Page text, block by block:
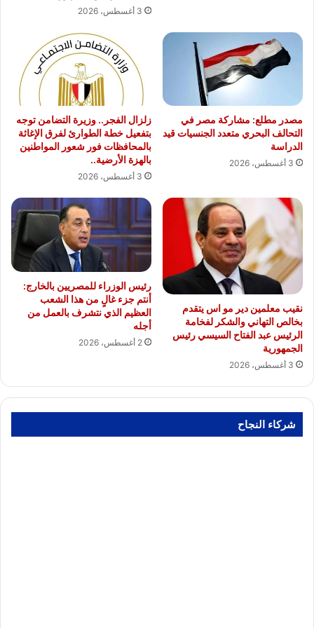
3 أغسطس، 2026
مصدر مطلع: مشاركة مصر في
التحالف البحري متعدد الجنسيات قيد
الدراسة
3 أغسطس، 2026
زلزال الفجر.. وزيرة التضامن توجه
بتفعيل خطة الطوارئ لفرق الإغاثة
بالمحافظات فور شعور المواطنين
بالهزة الأرضية..
3 أغسطس، 2026
نقيب معلمين دير مو اس يتقدم
بخالص التهاني والشكر لفخامة
الرئيس عبد الفتاح السيسي رئيس
الجمهورية
3 أغسطس، 2026
رئيس الوزراء للمصريين بالخارج:
أنتم جزء غالٍ من هذا الشعب
العظيم الذي نتشرف بالعمل من
أجله
2 أغسطس، 2026
شركاء النجاح